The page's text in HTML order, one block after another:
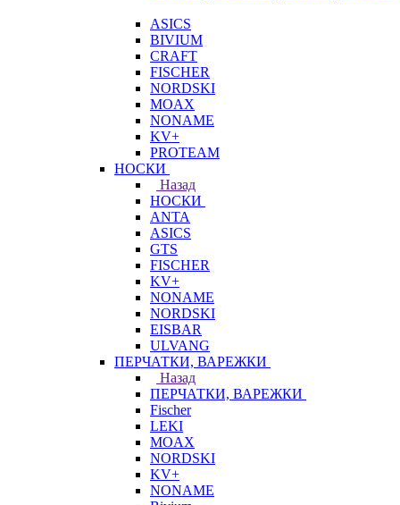
ASICS
BIVIUM
CRAFT
FISCHER
NORDSKI
MOAX
NONAME
KV+
PROTEAM
НОСКИ
Назад
НОСКИ
ANTA
ASICS
GTS
FISCHER
KV+
NONAME
NORDSKI
EISBAR
ULVANG
ПЕРЧАТКИ, ВАРЕЖКИ
Назад
ПЕРЧАТКИ, ВАРЕЖКИ
Fischer
LEKI
MOAX
NORDSKI
KV+
NONAME